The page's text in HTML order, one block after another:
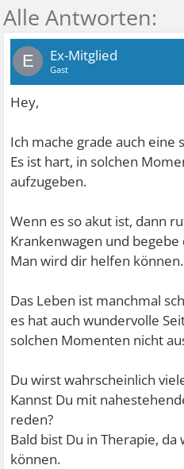
E Ex-Mitglied
Gast
Hey,
Ich mache grade auch eine
Es ist hart, in solchen
aufzugeben.
Wenn es so akut ist, dann
Krankenwagen und
Man wird dir helfen können.
Das Leben ist manchmal
es hat auch wundervolle
solchen Momenten nicht
Du wirst wahrscheinlich
Kannst Du mit
reden?
Bald bist Du in Therapie,
können.